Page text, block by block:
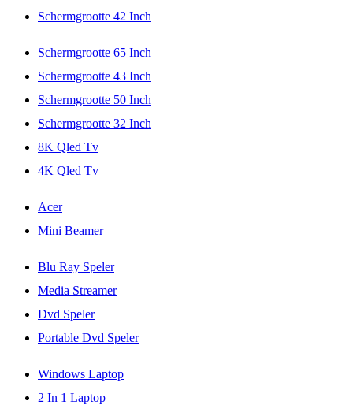
Schermgrootte 42 Inch
Schermgrootte 65 Inch
Schermgrootte 43 Inch
Schermgrootte 50 Inch
Schermgrootte 32 Inch
8K Qled Tv
4K Qled Tv
Acer
Mini Beamer
Blu Ray Speler
Media Streamer
Dvd Speler
Portable Dvd Speler
Windows Laptop
2 In 1 Laptop